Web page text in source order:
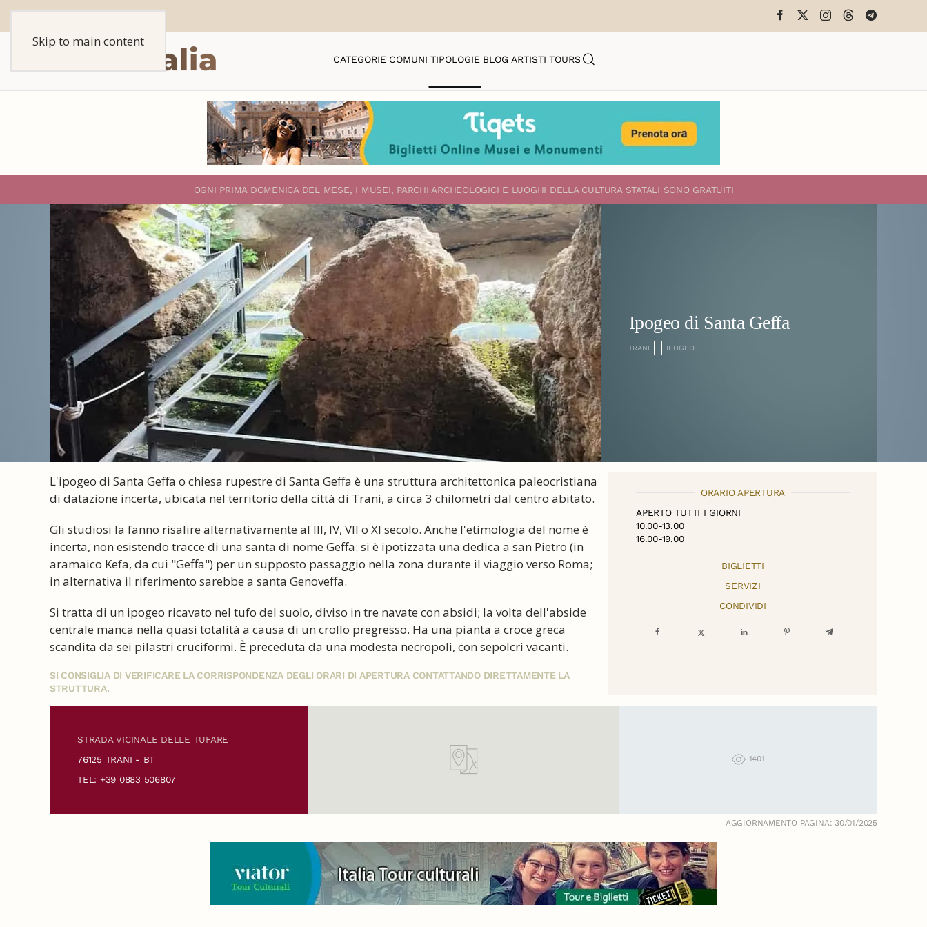
Skip to main content
CATEGORIE COMUNI TIPOLOGIE BLOG ARTISTI TOURS
OGNI PRIMA DOMENICA DEL MESE, I MUSEI, PARCHI ARCHEOLOGICI E LUOGHI DELLA CULTURA STATALI SONO GRATUITI
Ipogeo di Santa Geffa
TRANI IPOGEO
L'ipogeo di Santa Geffa o chiesa rupestre di Santa Geffa è una struttura architettonica paleocristiana
di datazione incerta, ubicata nel territorio della città di Trani, a circa 3 chilometri dal centro abitato.
Gli studiosi la fanno risalire alternativamente al III, IV, VII o XI secolo. Anche l'etimologia del nome è
incerta, non esistendo tracce di una santa di nome Geffa: si è ipotizzata una dedica a san Pietro (in
aramaico Kefa, da cui "Geffa") per un supposto passaggio nella zona durante il viaggio verso Roma;
in alternativa il riferimento sarebbe a santa Genoveffa.
Si tratta di un ipogeo ricavato nel tufo del suolo, diviso in tre navate con absidi; la volta dell'abside
centrale manca nella quasi totalità a causa di un crollo pregresso. Ha una pianta a croce greca
scandita da sei pilastri cruciformi. È preceduta da una modesta necropoli, con sepolcri vacanti.
SI CONSIGLIA DI VERIFICARE LA CORRISPONDENZA DEGLI ORARI DI APERTURA CONTATTANDO DIRETTAMENTE LA
STRUTTURA.
ORARIO APERTURA
APERTO TUTTI I GIORNI
10.00-13.00
16.00-19.00
BIGLIETTI
SERVIZI
CONDIVIDI
STRADA VICINALE DELLE TUFARE
76125 TRANI - BT
TEL: +39 0883 506807
1401
AGGIORNAMENTO PAGINA: 30/01/2025